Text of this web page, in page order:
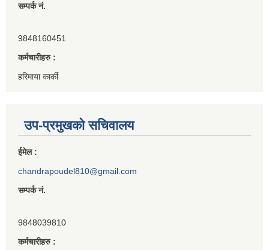
सम्पर्क नं.
9848160451
कर्मचारीहरु :
हरिमाया कार्की
उप-प्रमुखको सचिवालय
ईमेल :
chandrapoudel810@gmail.com
सम्पर्क नं.
9848039810
कर्मचारीहरु :